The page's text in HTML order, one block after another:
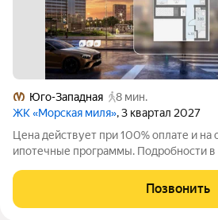
Юго-Западная
8 мин.
ЖК «Морская миля», 3 квартал 2027
Цена действует при 100% оплате и на
ипотечные программы. Подробности в отделе продаж по
Общая площадь составляет 26.81 кв. м.
отделкой. Жилой комплекс
Позвонить